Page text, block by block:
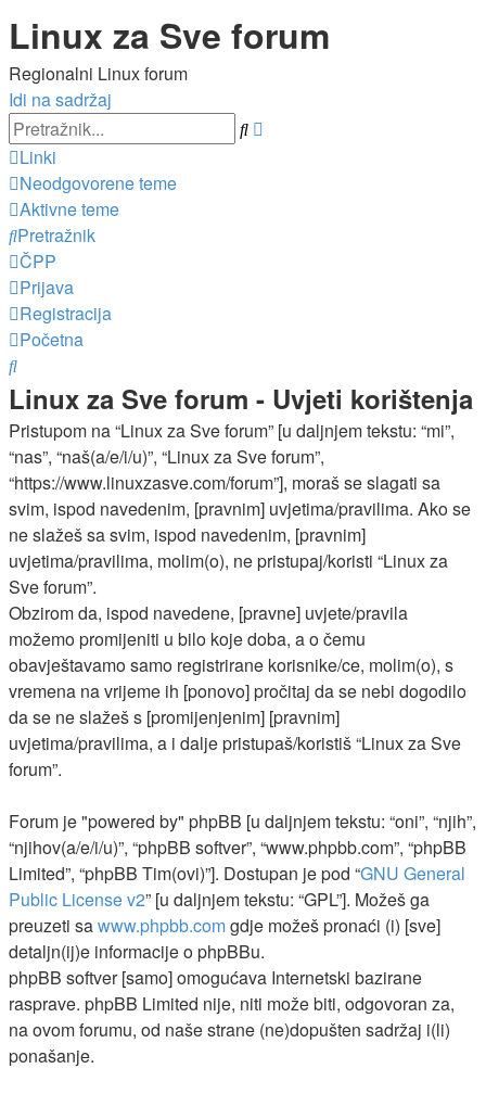
Linux za Sve forum
Regionalni Linux forum
Idi na sadržaj
Pretražnik
Linki
Neodgovorene teme
Aktivne teme
Pretražnik
ČPP
Prijava
Registracija
Početna
Pretražnik
Linux za Sve forum - Uvjeti korištenja
Pristupom na “Linux za Sve forum” [u daljnjem tekstu: “mi”,
“nas”, “naš(a/e/i/u)”, “Linux za Sve forum”,
“https://www.linuxzasve.com/forum”], moraš se slagati sa
svim, ispod navedenim, [pravnim] uvjetima/pravilima. Ako se
ne slažeš sa svim, ispod navedenim, [pravnim]
uvjetima/pravilima, molim(o), ne pristupaj/koristi “Linux za
Sve forum”.
Obzirom da, ispod navedene, [pravne] uvjete/pravila
možemo promijeniti u bilo koje doba, a o čemu
obavještavamo samo registrirane korisnike/ce, molim(o), s
vremena na vrijeme ih [ponovo] pročitaj da se nebi dogodilo
da se ne slažeš s [promijenjenim] [pravnim]
uvjetima/pravilima, a i dalje pristupaš/koristiš “Linux za Sve
forum”.
Forum je "powered by" phpBB [u daljnjem tekstu: “oni”, “njih”,
“njihov(a/e/i/u)”, “phpBB softver”, “www.phpbb.com”, “phpBB
Limited”, “phpBB Tim(ovi)”]. Dostupan je pod “GNU General
Public License v2” [u daljnjem tekstu: “GPL”]. Možeš ga
preuzeti sawww.phpbb.comgdje možeš pronaći (i) [sve]
detaljn(ij)e informacije o phpBBu.
phpBB softver [samo] omogućava Internetski bazirane
rasprave. phpBB Limited nije, niti može biti, odgovoran za,
na ovom forumu, od naše strane (ne)dopušten sadržaj i(li)
ponašanje.